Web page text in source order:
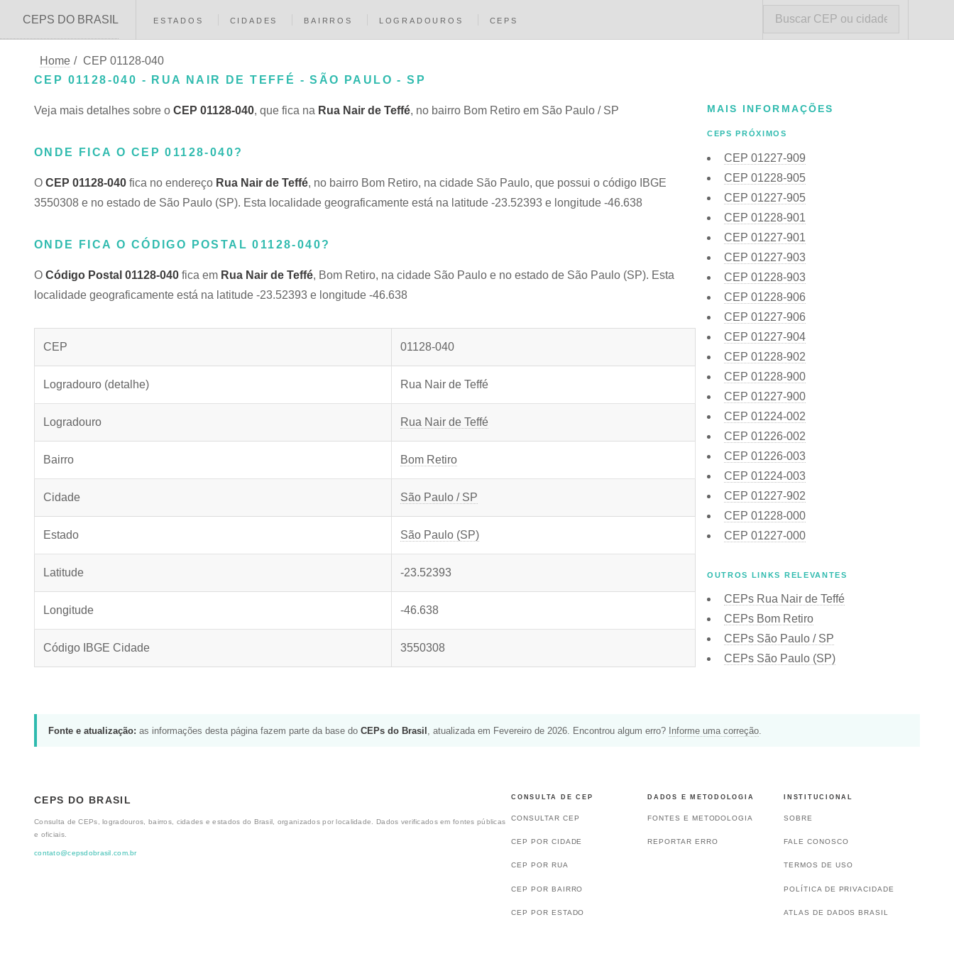
CEPS DO BRASIL ESTADOS CIDADES BAIRROS LOGRADOUROS CEPS
Home / CEP 01128-040
CEP 01128-040 - RUA NAIR DE TEFFÉ - SÃO PAULO - SP
Veja mais detalhes sobre o CEP 01128-040, que fica na Rua Nair de Teffé, no bairro Bom Retiro em São Paulo / SP
ONDE FICA O CEP 01128-040?
O CEP 01128-040 fica no endereço Rua Nair de Teffé, no bairro Bom Retiro, na cidade São Paulo, que possui o código IBGE
3550308 e no estado de São Paulo (SP). Esta localidade geograficamente está na latitude -23.52393 e longitude -46.638
ONDE FICA O CÓDIGO POSTAL 01128-040?
O Código Postal 01128-040 fica em Rua Nair de Teffé, Bom Retiro, na cidade São Paulo e no estado de São Paulo (SP). Esta
localidade geograficamente está na latitude -23.52393 e longitude -46.638
CEP 01128-040
Logradouro (detalhe) Rua Nair de Teffé
Logradouro Rua Nair de Teffé
Bairro Bom Retiro
Cidade São Paulo / SP
Estado São Paulo (SP)
Latitude -23.52393
Longitude -46.638
Código IBGE Cidade 3550308
MAIS INFORMAÇÕES
CEPS PRÓXIMOS
CEP 01227-909
CEP 01228-905
CEP 01227-905
CEP 01228-901
CEP 01227-901
CEP 01227-903
CEP 01228-903
CEP 01228-906
CEP 01227-906
CEP 01227-904
CEP 01228-902
CEP 01228-900
CEP 01227-900
CEP 01224-002
CEP 01226-002
CEP 01226-003
CEP 01224-003
CEP 01227-902
CEP 01228-000
CEP 01227-000
OUTROS LINKS RELEVANTES
CEPs Rua Nair de Teffé
CEPs Bom Retiro
CEPs São Paulo / SP
CEPs São Paulo (SP)
Fonte e atualização: as informações desta página fazem parte da base do CEPs do Brasil , atualizada em Fevereiro de 2026. Encontrou algum erro? Informe uma correção
CEPS DO BRASIL
Consulta de CEPs, logradouros, bairros, cidades e estados do Brasil, organizados por localidade. Dados verificados em fontes públicas
e oficiais.
contato@cepsdobrasil.com.br
CONSULTA DE CEP
CONSULTAR CEP
CEP POR CIDADE
CEP POR RUA
CEP POR BAIRRO
CEP POR ESTADO
DADOS E METODOLOGIA
FONTES E METODOLOGIA
REPORTAR ERRO
INSTITUCIONAL
SOBRE
FALE CONOSCO
TERMOS DE USO
POLÍTICA DE PRIVACIDADE
ATLAS DE DADOS BRASIL